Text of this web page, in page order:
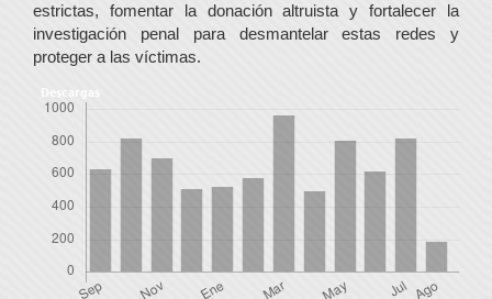
estrictas, fomentar la donación altruista y fortalecer la
investigación penal para desmantelar estas redes y
proteger a las víctimas.
Descargas